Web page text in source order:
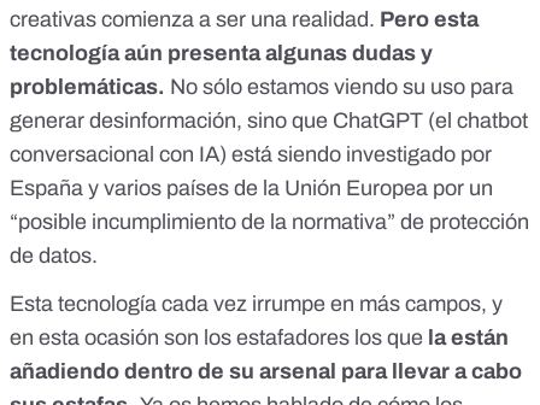
creativas comienza a ser una realidad. Pero esta
tecnología aún presenta algunas dudas y
problemáticas. No sólo estamos viendo su uso para
generar desinformación, sino que ChatGPT (el chatbot
conversacional con IA) está siendo investigado por
España y varios países de la Unión Europea por un
“posible incumplimiento de la normativa” de protección
de datos.
Esta tecnología cada vez irrumpe en más campos, y
en esta ocasión son los estafadores los que la están
añadiendo dentro de su arsenal para llevar a cabo